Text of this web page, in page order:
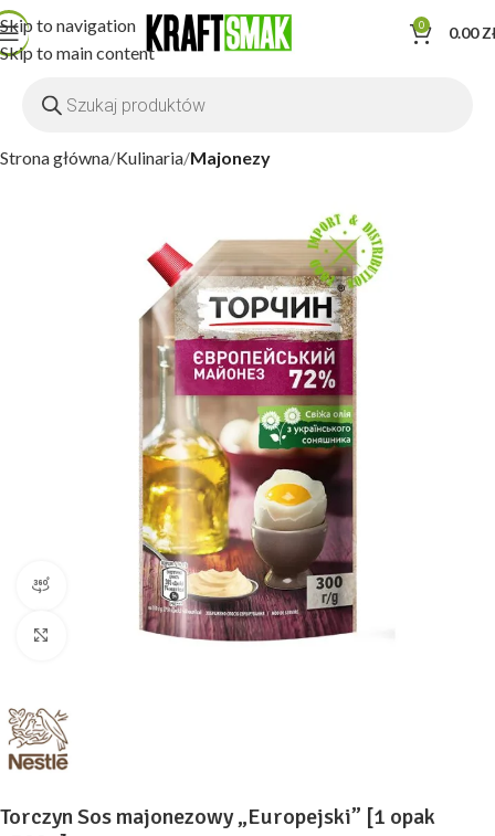
Skip to navigation
Skip to main content
0 0.00
Strona główna Kulinaria Majonezy
widok produktu 360
Kliknij, aby powiększyć
Torczyn Sos majonezowy „Europejski” [1 opak